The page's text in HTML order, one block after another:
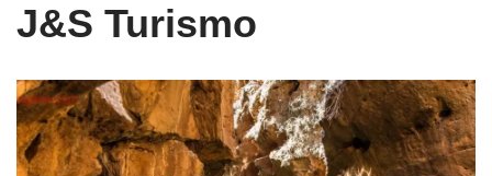
J&S Turismo